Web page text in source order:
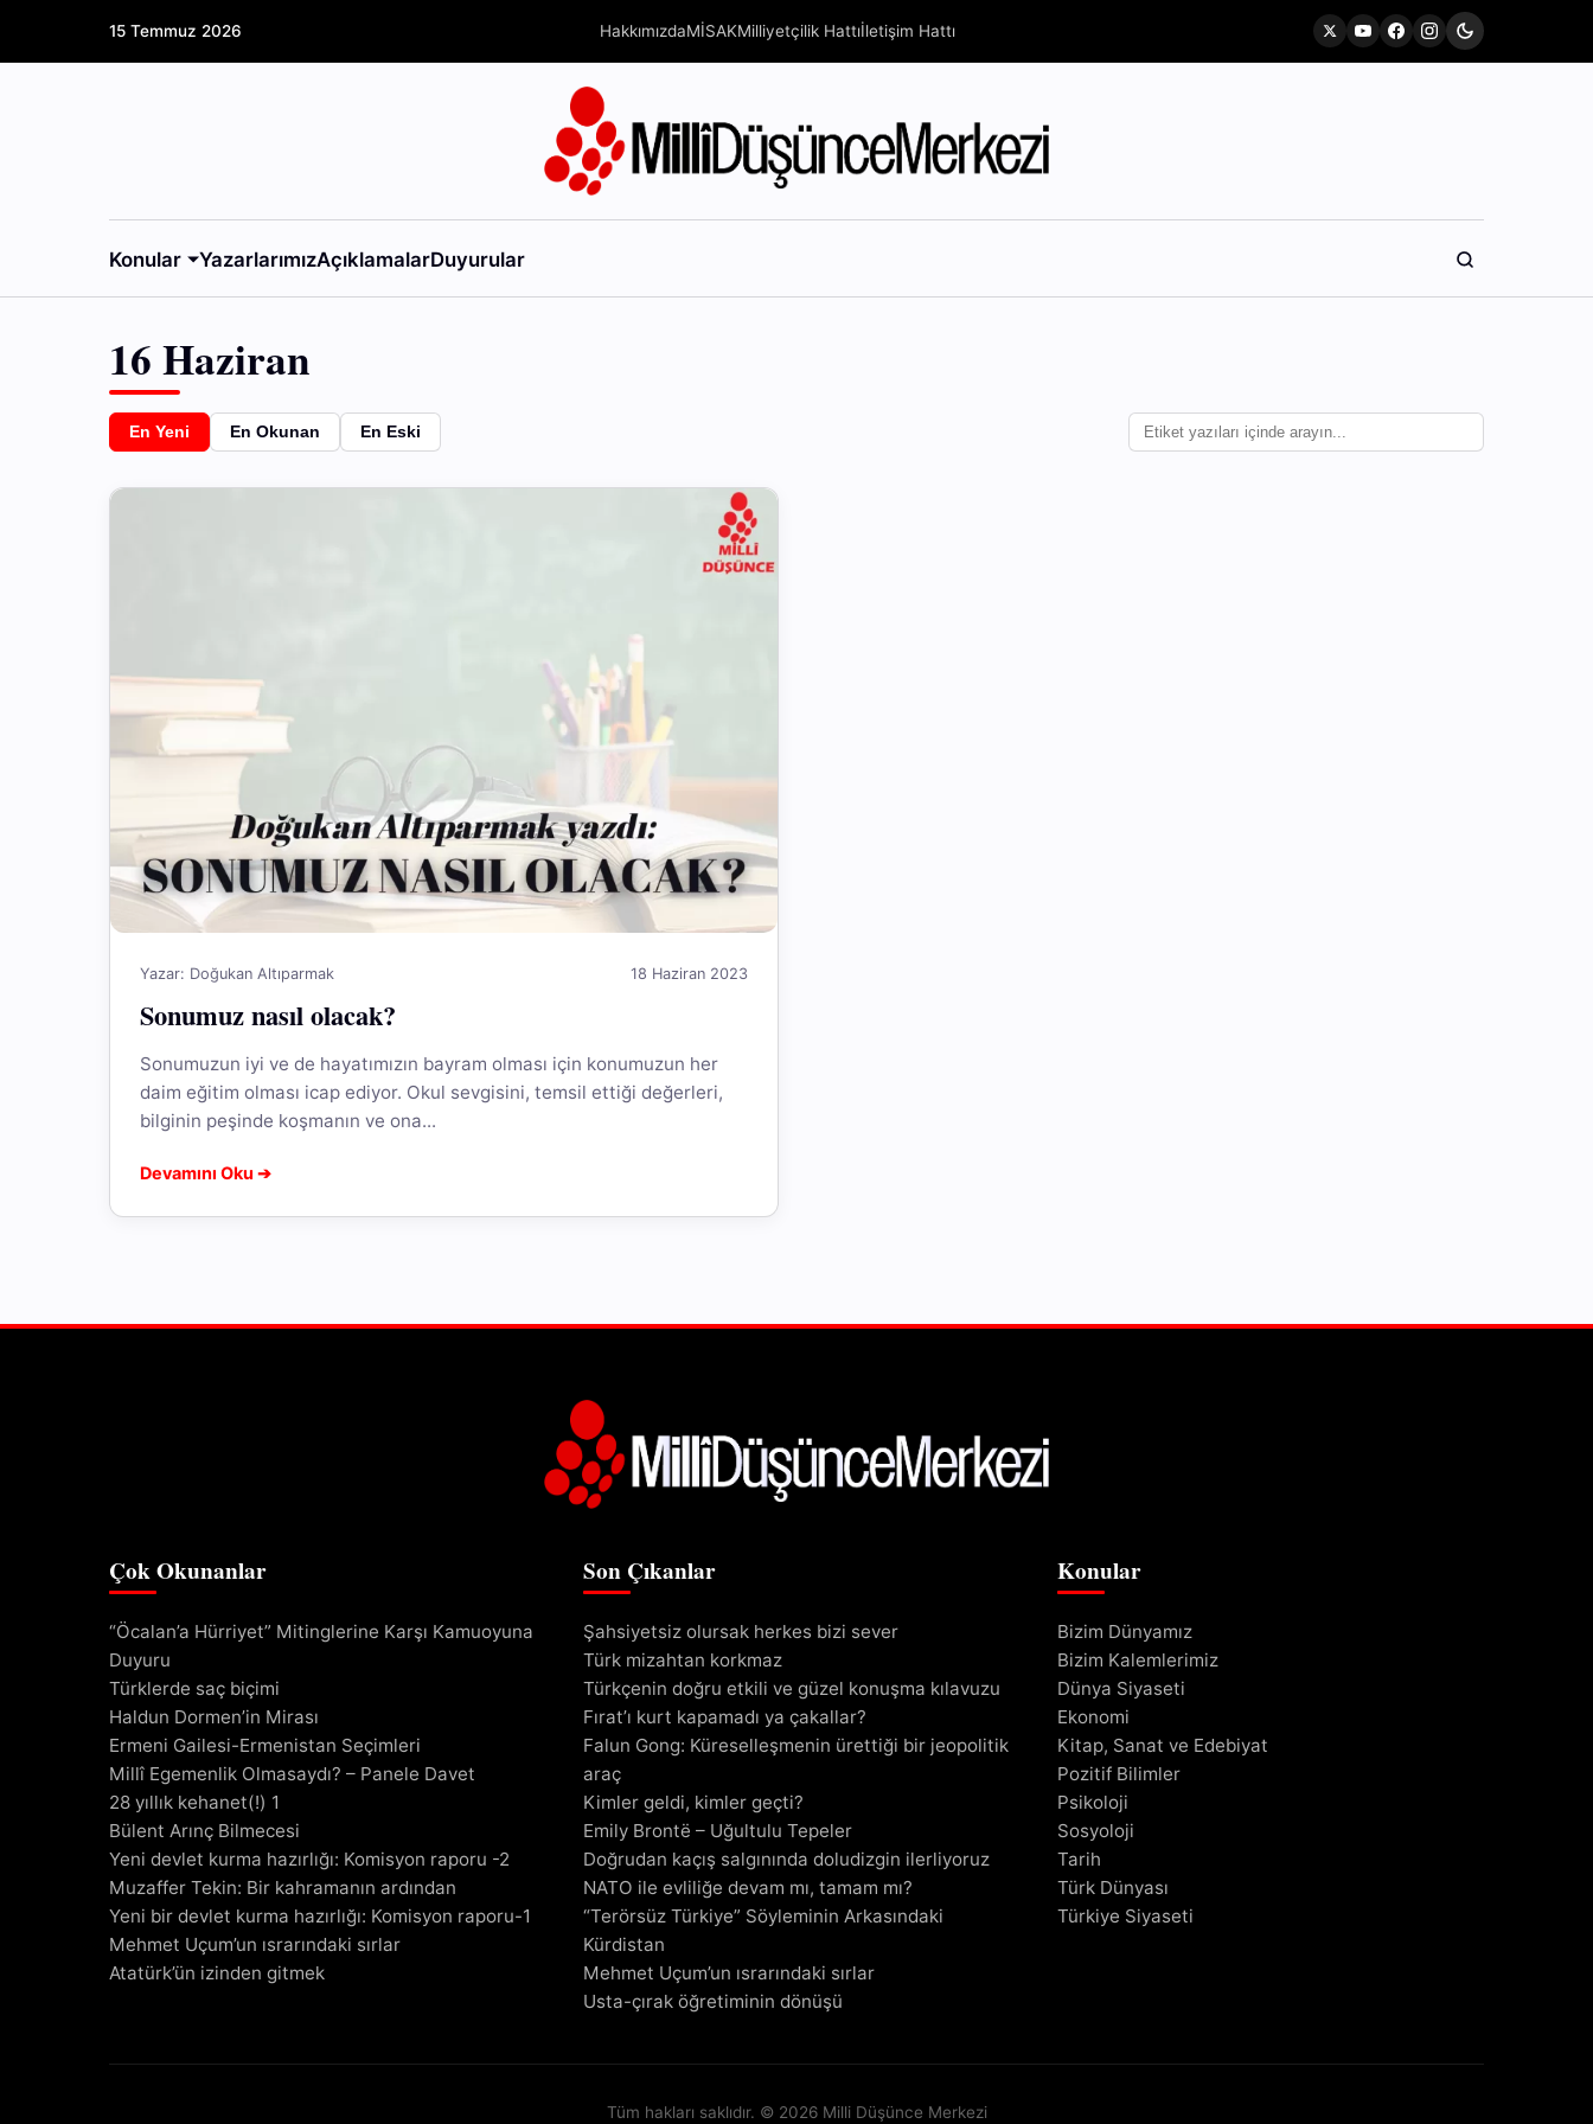
15 Temmuz 2026 HakkımızdaMİSAKMilliyetçilik Hattıİletişim Hattı
Konular YazarlarımızAçıklamalarDuyurular
16 Haziran
En Yeni En Okunan En Eski
Yazar: Doğukan Altıparmak 18 Haziran 2023
Sonumuz nasıl olacak?
Sonumuzun iyi ve de hayatımızın bayram olması için konumuzun her
daim eğitim olması icap ediyor. Okul sevgisini, temsil ettiği değerleri,
bilginin peşinde koşmanın ve ona...
Devamını Oku ➔
Çok Okunanlar
“Öcalan’a Hürriyet” Mitinglerine Karşı Kamuoyuna
Duyuru
Türklerde saç biçimi
Haldun Dormen’in Mirası
Ermeni Gailesi-Ermenistan Seçimleri
Millî Egemenlik Olmasaydı? – Panele Davet
28 yıllık kehanet(!) 1
Bülent Arınç Bilmecesi
Yeni devlet kurma hazırlığı: Komisyon raporu -2
Muzaffer Tekin: Bir kahramanın ardından
Yeni bir devlet kurma hazırlığı: Komisyon raporu-1
Mehmet Uçum’un ısrarındaki sırlar
Atatürk’ün izinden gitmek
Son Çıkanlar
Şahsiyetsiz olursak herkes bizi sever
Türk mizahtan korkmaz
Türkçenin doğru etkili ve güzel konuşma kılavuzu
Fırat’ı kurt kapamadı ya çakallar?
Falun Gong: Küreselleşmenin ürettiği bir jeopolitik
araç
Kimler geldi, kimler geçti?
Emily Brontë – Uğultulu Tepeler
Doğrudan kaçış salgınında doludizgin ilerliyoruz
NATO ile evliliğe devam mı, tamam mı?
“Terörsüz Türkiye” Söyleminin Arkasındaki
Kürdistan
Mehmet Uçum’un ısrarındaki sırlar
Usta-çırak öğretiminin dönüşü
Konular
Bizim Dünyamız
Bizim Kalemlerimiz
Dünya Siyaseti
Ekonomi
Kitap, Sanat ve Edebiyat
Pozitif Bilimler
Psikoloji
Sosyoloji
Tarih
Türk Dünyası
Türkiye Siyaseti
Tüm hakları saklıdır. © 2026 Milli Düşünce Merkezi